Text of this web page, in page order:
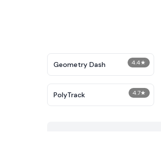
4.4★
Geometry Dash
4.7★
PolyTrack